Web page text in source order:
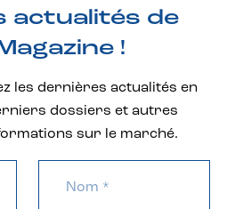
actualités de
!
les dernières actualités en
dossiers et autres
sur le marché.